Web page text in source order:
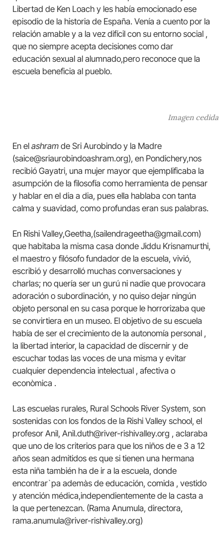
Libertad de Ken Loach y les había emocionado ese
episodio de la historia de España. Venía a cuento por la
relación amable y a la vez difícil con su entorno social ,
que no siempre acepta decisiones como dar
educación sexual al alumnado,pero reconoce que la
escuela beneficia al pueblo.
Imagen cedida
En el ashram de Sri Aurobindo y la Madre
(saice@sriaurobindoashram.org), en Pondichery,nos
recibió Gayatri, una mujer mayor que ejemplificaba la
asumpción de la filosofía como herramienta de pensar
y hablar en el dia a dia, pues ella hablaba con tanta
calma y suavidad, como profundas eran sus palabras.
En Rishi Valley,Geetha,(sailendrageetha@gmail.com)
que habitaba la misma casa donde Jiddu Krisnamurthi,
el maestro y filósofo fundador de la escuela, vivió,
escribió y desarrolló muchas conversaciones y
charlas; no quería ser un gurú ni nadie que provocara
adoración o subordinación, y no quiso dejar ningún
objeto personal en su casa porque le horrorizaba que
se convirtiera en un museo. El objetivo de su escuela
había de ser el crecimiento de la autonomía personal ,
la libertad interior, la capacidad de discernir y de
escuchar todas las voces de una misma y evitar
cualquier dependencia intelectual , afectiva o
econòmica .
Las escuelas rurales, Rural Schools River System, son
sostenidas con los fondos de la Rishi Valley school, el
profesor Anil, Anil.duth@river-rishivalley.org , aclaraba
que uno de los criterios para que los niños de e 3 a 12
años sean admitidos es que si tienen una hermana
esta niña también ha de ir a la escuela, donde
encontrar`pa ademàs de educación, comida , vestido
y atención médica,independientemente de la casta a
la que pertenezcan. (Rama Anumula, directora,
rama.anumula@river-rishivalley.org)